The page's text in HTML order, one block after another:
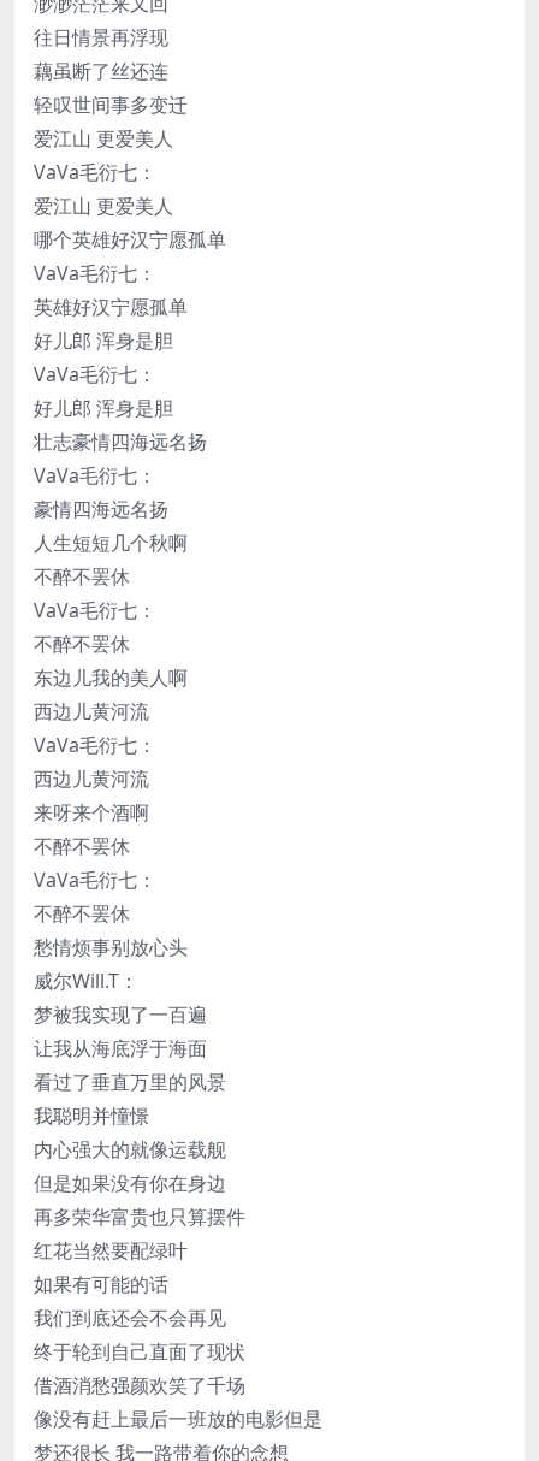
往日情景再浮现
藕虽断了丝还连
轻叹世间事多变迁
爱江山 更爱美人
VaVa毛衍七：
爱江山 更爱美人
哪个英雄好汉宁愿孤单
VaVa毛衍七：
英雄好汉宁愿孤单
好儿郎 浑身是胆
VaVa毛衍七：
好儿郎 浑身是胆
壮志豪情四海远名扬
VaVa毛衍七：
豪情四海远名扬
人生短短几个秋啊
不醉不罢休
VaVa毛衍七：
不醉不罢休
东边儿我的美人啊
西边儿黄河流
VaVa毛衍七：
西边儿黄河流
来呀来个酒啊
不醉不罢休
VaVa毛衍七：
不醉不罢休
愁情烦事别放心头
威尔Will.T：
梦被我实现了一百遍
让我从海底浮于海面
看过了垂直万里的风景
我聪明并憧憬
内心强大的就像运载舰
但是如果没有你在身边
再多荣华富贵也只算摆件
红花当然要配绿叶
如果有可能的话
我们到底还会不会再见
终于轮到自己直面了现状
借酒消愁强颜欢笑了千场
像没有赶上最后一班放的电影但是
梦还很长 我一路带着你的念想